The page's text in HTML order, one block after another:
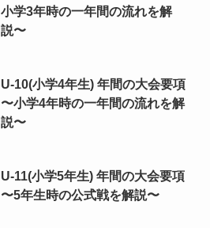
小学3年時の一年間の流れを解
説〜
U-10(小学4年生) 年間の大会要項
〜小学4年時の一年間の流れを解
説〜
U-11(小学5年生) 年間の大会要項
〜5年生時の公式戦を解説〜